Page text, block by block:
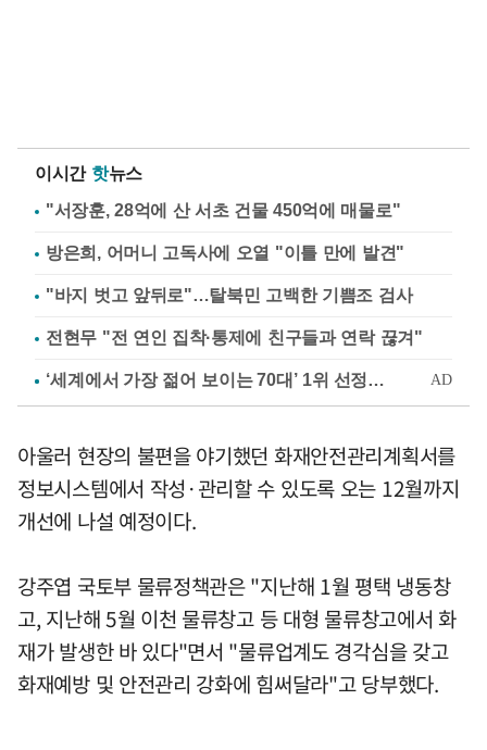
이시간 핫뉴스
"서장훈, 28억에 산 서초 건물 450억에 매물로"
방은희, 어머니 고독사에 오열 "이틀 만에 발견"
"바지 벗고 앞뒤로"…탈북민 고백한 기쁨조 검사
전현무 "전 연인 집착·통제에 친구들과 연락 끊겨"
아울러 현장의 불편을 야기했던 화재안전관리계획서를
정보시스템에서 작성·관리할 수 있도록 오는 12월까지
개선에 나설 예정이다.
강주엽 국토부 물류정책관은 "지난해 1월 평택 냉동창
고, 지난해 5월 이천 물류창고 등 대형 물류창고에서 화
재가 발생한 바 있다"면서 "물류업계도 경각심을 갖고
화재예방 및 안전관리 강화에 힘써달라"고 당부했다.